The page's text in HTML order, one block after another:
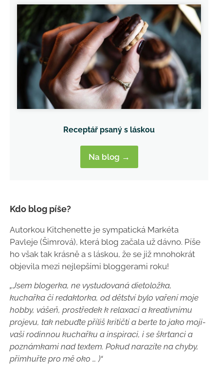
Receptář psaný s láskou
Na blog →
Kdo blog píše?
Autorkou Kitchenette je sympatická Markéta
Pavleje (Šimrová), která blog začala už dávno. Píše
ho však tak krásně a s láskou, že se již mnohokrát
objevila mezi nejlepšími bloggerami roku!
„Jsem blogerka, ne vystudovaná dietoložka,
kuchařka či redaktorka, od dětství bylo vaření moje
hobby, vášeň, prostředek k relaxaci a kreativnímu
projevu, tak nebuďte příliš kritičtí a berte to jako moji-
vaši rodinnou kuchařku a inspiraci, i se škrtanci a
poznámkami nad textem. Pokud narazíte na chyby,
přimhuřte pro mě oko … )“